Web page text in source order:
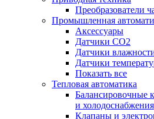
Преобразователи
Промышленная
Аксессуары
Датчики CO2
Датчики
Датчики
Показать все
Тепловая автоматика
Балансировочные
и холодоснабжения
Клапаны и